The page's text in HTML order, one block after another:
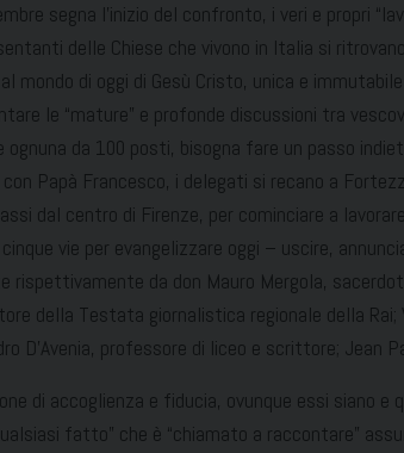
segna l’inizio del confronto, i veri e propri
delle Chiese che vivono in Italia si
mondo di oggi di Gesù Cristo, unica e
le “mature” e profonde discussioni tra
ognuna da 100 posti, bisogna fare un passo
Papà Francesco, i delegati si recano a
dal centro di Firenze, per cominciare a
vie per evangelizzare oggi – uscire,
rispettivamente da don Mauro Mergola,
della Testata giornalistica regionale della
D’Avenia, professore di liceo e scrittore; Jean
di accoglienza e fiducia, ovunque essi siano e
fatto” che è “chiamato a raccontare”